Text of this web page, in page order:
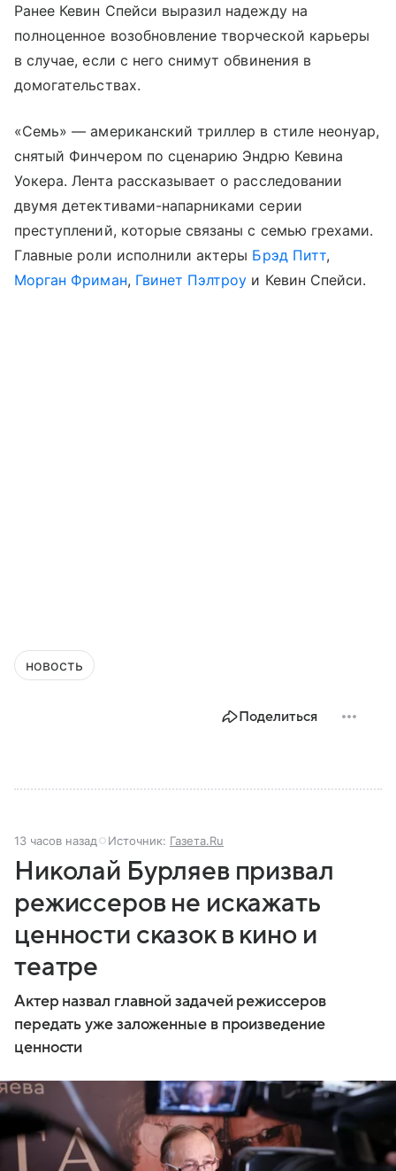
Ранее Кевин Спейси выразил надежду на
полноценное возобновление творческой карьеры
в случае, если с него снимут обвинения в
домогательствах.
«Семь» — американский триллер в стиле неонуар,
снятый Финчером по сценарию Эндрю Кевина
Уокера. Лента рассказывает о расследовании
двумя детективами-напарниками серии
преступлений, которые связаны с семью грехами.
Главные роли исполнили актеры Брэд Питт,
Морган Фриман, Гвинет Пэлтроу и Кевин Спейси.
новость
Поделиться
13 часов назад Источник: Газета.Ru
Николай Бурляев призвал
режиссеров не искажать
ценности сказок в кино и
театре
Актер назвал главной задачей режиссеров
передать уже заложенные в произведение
ценности